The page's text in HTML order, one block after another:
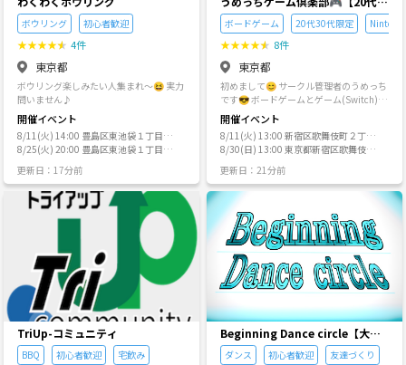
自身、気の合う友人のような存在がほし
いと思う気持ちは、それなりにありま
す。） ただ、「出会い」や「つながり」
が強く前提化された瞬間に、安心して話
せなくなる人がいることも事実だと思っ
ています。 また、ナンパ目的の参加や、
場の空気を壊すような方をできるだけ避
けるため、あえて強めの文言・ルール設
定にしています。 実際には、常識的な範
囲での交流まで過度に取り締まりたいわ
けではありません。 （とはいえ、場の趣
旨を逸脱している場合は、容赦なく対応
します。） 少し不器用で、やや偏った運
間関係」より先に自由に思考できる空間
を置きたい。その考えで運営していま
知識は必要ありません。 哲学に詳しくな
くても、本をたくさん読んでいなくて
も、初めての方でも、そのままご参加い
ただけます。 当サークルは、知識の量を
競う場ではありません。 ひとつの問いに
ついて、自分の言葉で考え、他の参加者
の考えに耳を傾けながら、少しずつ思考
を深めていく場です。 ただし、知識を軽
視しているわけではありません。 むし
ってみたいけど難しそう…」 「ルールが
わからなくて不安…」 そんな方でも大丈
夫。 スタッフが丁寧にルール説明しなが
ら進めるので、 初めてでも安心して楽し
めます。 もちろん経験者の方も大歓迎で
す！ 開催は主に金曜の夜・土日 場所は新
宿・渋谷・池袋エリアが中心です。 ゲー
ムは、気軽に楽しめるライトなものを多
くご用意しています。 ・パーティー系 ・
協力系 ・チーム戦 ・騙し合い系 ・正体隠
匿系 など 持ち込みも大歓迎です♪ イベ
京えにしあ倶楽部 Instagram https://ww
w.instagram.com/enisia_tokyo?igsh=M
Tg3azJoaXh5aTZrOQ%3D%3D&utm_so
東京えにしあ倶楽部の一番大切にしてい
る想いです。 初めてのサークル参加っ
て、少し緊張しますよね。 「馴染めなか
ったらどうしよう」 「輪に入れなかった
ら…」 そんな不安を感じるのは当然で
す。 代表自身も、同じ気持ちをたくさん
経験してきました。 だからこそ、新しく
来る方、一人参加の方が安心して楽しめ
る空気づくりを大切にしています。 そし
られるキッカケ どちらか１つでもお土産
として手に入れてお帰り頂きたいという
想いがあります。 イベントは企画者だけ
では完成せず、参加者さんと共に創ると
いう側面があります。 その為には、皆さ
んからのご協力も頂きながら１つ１つの
企画を丁寧に行っていきたいと考えてい
ます。 良い企画を作り➤良い方々が集ま
り➤良い出会いとキッカケの場を創る、
そんな想いを強く抱いています。 ▍協力
者･仲間･コラボ募集🌞 エンジョイジャパ
できる仲間やコラボ頂ける方を探してい
ます。 社会人サークルやイベントを開催
している方、企業様や個人の方でも構い
ません。 出会いを応援する社会人サーク
ルを始めとして、今後色々なイベントを
計画しています。 想いに共感して頂いた
方・少しでもご興味のある方は、いつで
も気軽にお声がけ下さい♪ ▍感謝のこと
ば🙏 最後までお読み頂き本当に有難うご
ざいます！ 少しでもご興味をもって頂け
ましたら、ぜひ１度お試しに参加してみ
て下さい♪ ・貴方にとって明るい未来の
扉が開く ・新しいキッカケが１つでも得
られる ・明日からずっとつながりが続い
ボウリング 初心者歓迎
★★★★★ 4件
東京都
ボウリング楽しみたい人集まれ〜😆 実力
問いません♪
開催イベント
8/11(火) 14:00 豊島区東池袋１丁目４
３−６ ３階
8/25(火) 20:00 豊島区東池袋１丁目４
更新日：17分前
0代限定】
ボードゲーム 20代30代限定
★★★★★ 8件
東京都
初めまして😊 サークル管理者のうめっち
です😎 ボードゲームとゲーム(Switch)が
趣味で ボードゲームについては数えて無
いですが100個以上は持ってると思いま
す🎲 既に100名ほど在籍しているコミュ
ニティですが もう少し新しい方を向かい
入れたくてこちらでも サークルを作らせ
て頂きました✨ 皆さんお喋り好きな方が
多いので黙々とゲームをやりたい方より
ワイワイ会話しながら楽しみたい方向け
のサークルとなります☺️ 宜しくお願いし
ます🙇‍♂️ 【イベント実績】 ボドゲ会🎲 マ
ダミス会🕵️‍♂️ 飲み会🍷 スプラ会🔫 マリカ
会🚗 軽井沢旅行☃️ 脱出ゲーム😎 ホーム
パーティー🏠 スポッチャ🎳 など 【禁止
事項】 ネットワークビジネス勧誘🆖 宗教
🆖 【サークル運営者、イベント主催の
方】 年齢層、イベントの趣旨が近い方は
是非 共催しましょう☺️
開催イベント
8/11(火) 13:00 新宿区歌舞伎町２丁目
１４−８ メトロプラザ２ 3階
8/30(日) 13:00 東京都新宿区歌舞伎町
２丁目１４−８ メトロプラザ２ 3階 BAR
ATHENA
更新日：21分前
TriUp-コミュニティ
BBQ 初心者歓迎 宅飲み
Beginning Dance circle【大人
もダンスを楽しみ隊】
ダンス 初心者歓迎 友達づくり